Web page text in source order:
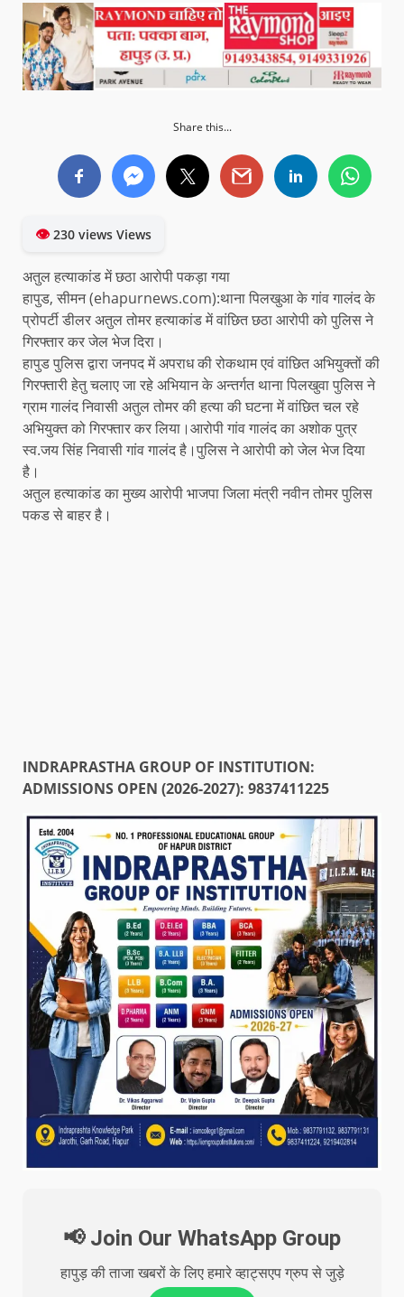
Share this...
👁230 views Views
अतुल हत्याकांड में छठा आरोपी पकड़ा गया
हापुड, सीमन (ehapurnews.com):थाना पिलखुआ के गांव गालंद के
प्रोपर्टी डीलर अतुल तोमर हत्याकांड में वांछित छठा आरोपी को पुलिस ने
गिरफ्तार कर जेल भेज दिरा।
हापुड पुलिस द्वारा जनपद में अपराध की रोकथाम एवं वांछित अभियुक्तों की
गिरफ्तारी हेतु चलाए जा रहे अभियान के अन्तर्गत थाना पिलखुवा पुलिस ने
ग्राम गालंद निवासी अतुल तोमर की हत्या की घटना में वांछित चल रहे
अभियुक्त को गिरफ्तार कर लिया।आरोपी गांव गालंद का अशोक पुत्र
स्व.जय सिंह निवासी गांव गालंद है।पुलिस ने आरोपी को जेल भेज दिया
है।
अतुल हत्याकांड का मुख्य आरोपी भाजपा जिला मंत्री नवीन तोमर पुलिस
पकड से बाहर है।
INDRAPRASTHA GROUP OF INSTITUTION:
ADMISSIONS OPEN (2026-2027): 9837411225
📢 Join Our WhatsApp Group
हापुड़ की ताजा खबरों के लिए हमारे व्हाट्सएप ग्रुप से जुड़े